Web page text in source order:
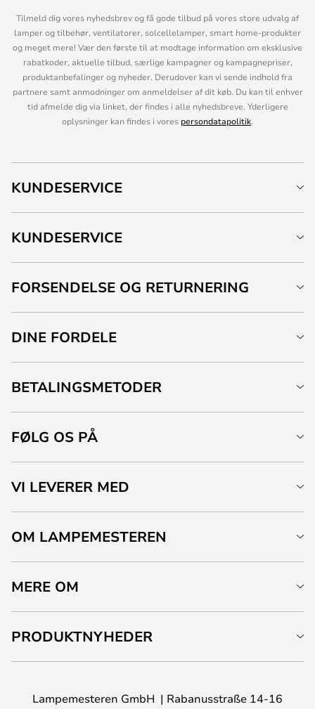
Tilmeld dig vores nyhedsbrev og få gode tilbud på vores store udvalg af
lamper og tilbehør, ventilatorer, solcellelamper, smart home-produkter
og meget mere! Vær den første til at modtage information om eksklusive
rabatkoder, aktuelle tilbud, særlige kampagner og kampagnepriser,
produktanbefalinger og nyheder. Derudover kan vi sende indhold fra
partnere samt anmodninger om anmeldelser af dit køb. Du kan til enhver
tid afmelde dig via linket, der findes i alle nyhedsbreve. Yderligere
oplysninger kan findes i vores persondatapolitik.
KUNDESERVICE
KUNDESERVICE
FORSENDELSE OG RETURNERING
DINE FORDELE
BETALINGSMETODER
FØLG OS PÅ
VI LEVERER MED
OM LAMPEMESTEREN
MERE OM
PRODUKTNYHEDER
Lampemesteren GmbH Rabanusstraße 14-16